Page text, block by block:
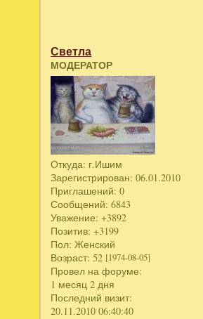
Светла
МОДЕРАТОР
Откуда: г.Ишим
Зарегистрирован: 06.01.2010
Приглашений: 0
Сообщений: 6843
Уважение: +3892
Позитив: +3199
Пол: Женский
Возраст: 52 [1974-08-05]
Провел на форуме:
1 месяц 2 дня
Последний визит:
20.11.2010 06:40:40